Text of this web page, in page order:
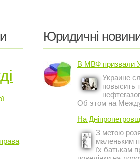
Юридичні
В МВФ призвали
Украине
повысить
Об этом на
инвестиционном
Киеве заявил
представитель
Украине Жером
На
З метою
маленьким
їх батькам